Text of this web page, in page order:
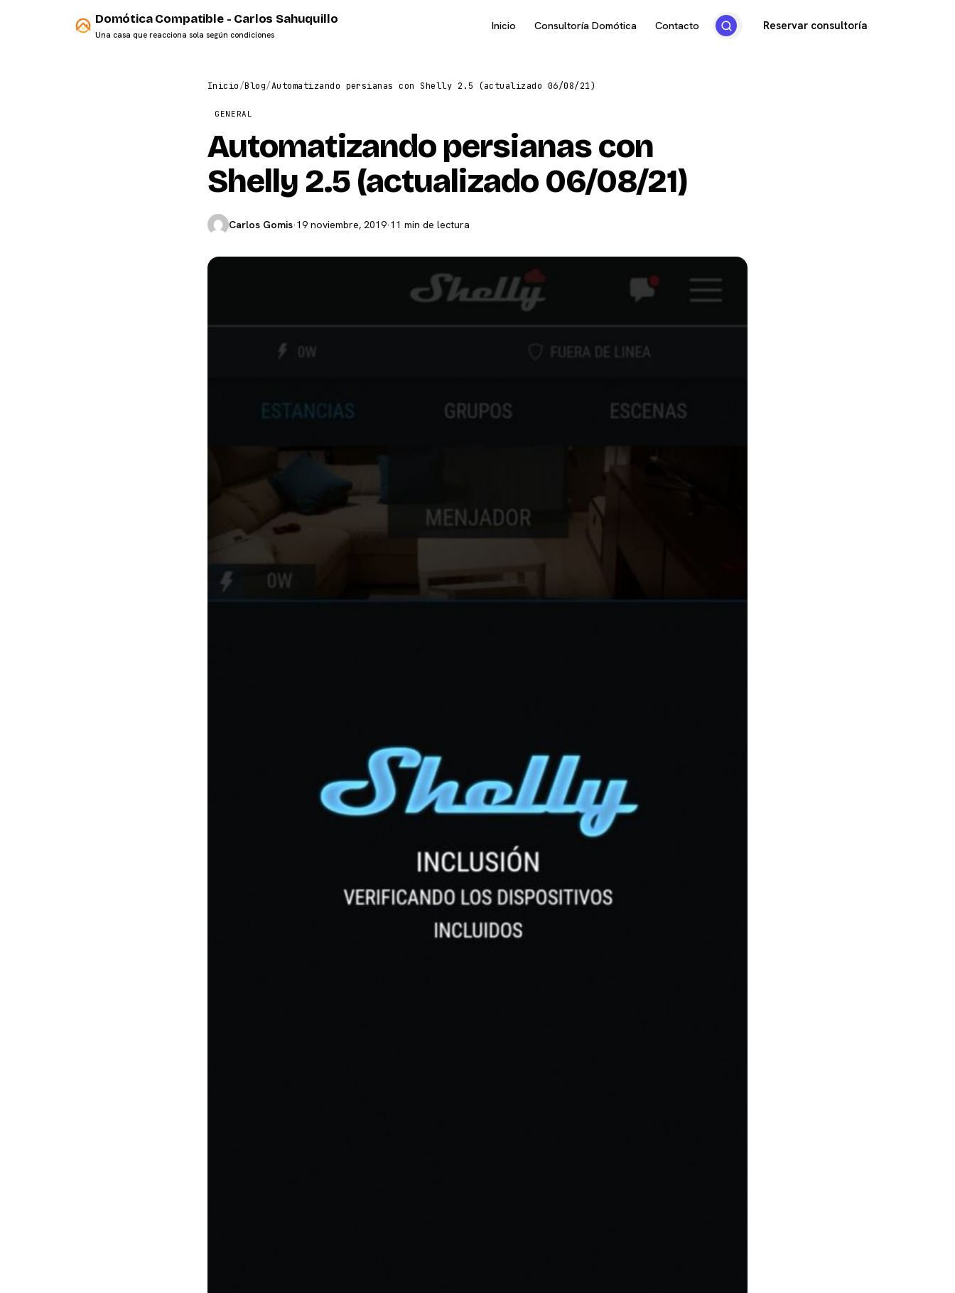
Domótica Compatible - Carlos Sahuquillo
Una casa que reacciona sola según condiciones
Inicio Consultoría Domótica Contacto Reservar consultoría
Inicio/Blog/Automatizando persianas con Shelly 2.5 (actualizado 06/08/21)
GENERAL
Automatizando persianas con
Shelly 2.5 (actualizado 06/08/21)
Carlos Gomis·19 noviembre, 2019·11 min de lectura